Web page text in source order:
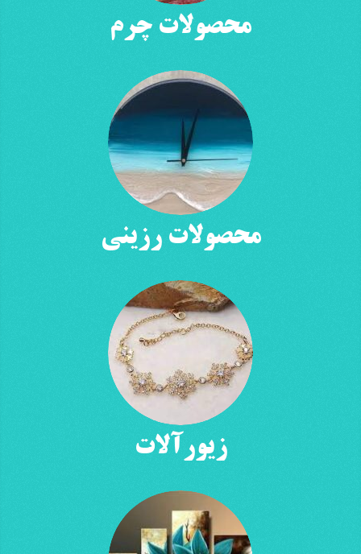
محصولات چرم
محصولات رزینی
زیورآلات